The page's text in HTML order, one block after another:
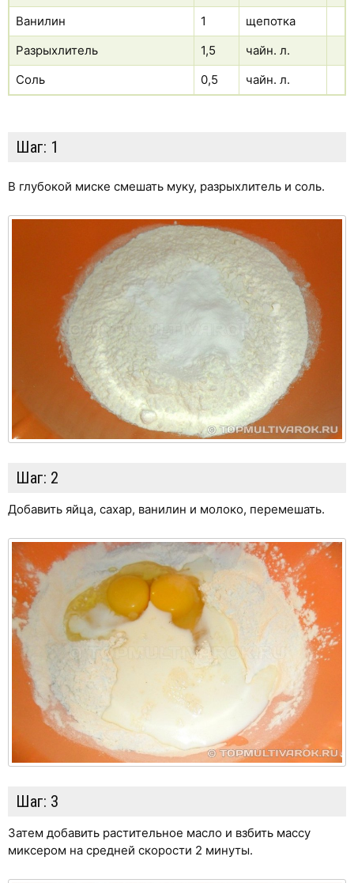
Ванилин
1
щепотка
Разрыхлитель
1,5
чайн. л.
Соль
0,5 чайн. л.
Шаг: 1
В глубокой миске смешать муку, разрыхлитель и соль.
Шаг: 2
Добавить яйца, сахар, ванилин и молоко, перемешать.
Шаг: 3
Затем добавить растительное масло и взбить массу
миксером на средней скорости 2 минуты.